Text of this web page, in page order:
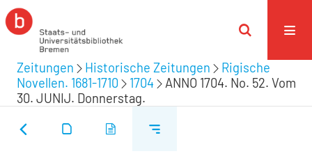
Zeitungen Historische Zeitungen
Rigische
Novellen. 1681-1710
1704
ANNO 1704. No. 52. Vom
30. JUNIJ. Donnerstag.